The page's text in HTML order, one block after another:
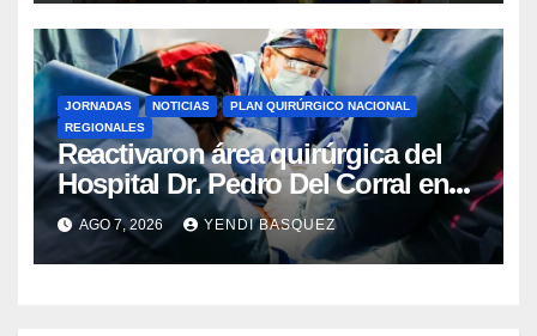
JORNADAS NOTICIAS
PLAN QUIRÚRGICO NACIONAL
REGIONALES
Reactivaron área quirúrgica del
Hospital Dr. Pedro Del Corral en
Guárico
AGO 7, 2026 YENDI BASQUEZ